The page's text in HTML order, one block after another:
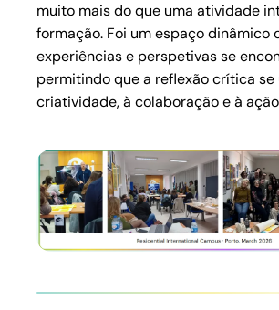
muito mais do que uma atividade
formação. Foi um espaço dinâmico
experiências e perspetivas se
permitindo que a reflexão crítica se
criatividade, à colaboração e à